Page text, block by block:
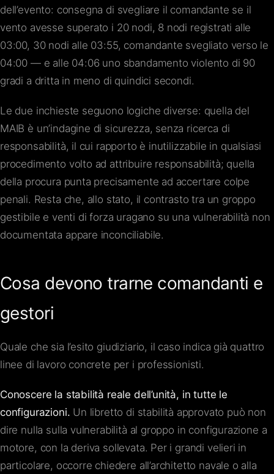
dell’evento: consegna di svegliare il comandante se il
vento avesse superato i 20 nodi, 8 nodi registrati alle
03:00, 30 nodi alle 03:55, comandante svegliato verso le
04:00 — e alle 04:06 uno sbandamento violento di 90
gradi a dritta in meno di quindici secondi.
Le due inchieste seguono logiche diverse: quella del
MAIB è un’indagine di sicurezza, senza ricerca di
responsabilità, il cui rapporto è inutilizzabile in qualsiasi
procedimento volto ad attribuire responsabilità; quella
della procura punta precisamente ad accertare colpe
penali. Resta che, allo stato, il contrasto tra un groppo
gestibile e venti di forza uragano su una vulnerabilità non
documentata appare inconciliabile.
Cosa devono trarne comandanti e
gestori
Quale che sia l’esito giudiziario, il caso indica già quattro
linee di lavoro concrete per i professionisti.
Conoscere la stabilità reale dell’unità, in tutte le
configurazioni. Un libretto di stabilità approvato può non
dire nulla sulla vulnerabilità al groppo in configurazione a
motore, con la deriva sollevata. Per i grandi velieri in
particolare, occorre chiedere all’architetto navale o alla